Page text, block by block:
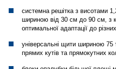
системна решітка з висотами
шириною від 30 см до 90 см, з
оптимальної адаптації до
універсальні щити шириною 75
прямих кутів та прямокутних